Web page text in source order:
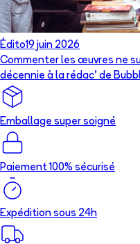
Édito19 juin 2026
Commenter les œuvres ne
décennie à la rédac’ de
Emballage super soigné
Paiement 100% sécurisé
Expédition sous 24h